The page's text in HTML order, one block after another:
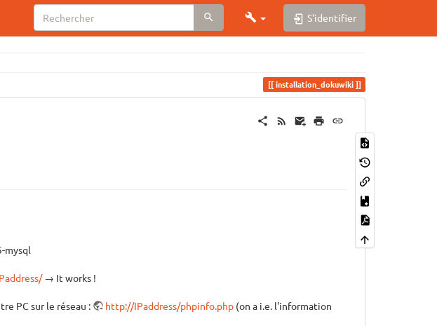
S'identifier
installation_dokuwiki
mysql
→ It works !
PC sur le réseau :
http://IPaddress/phpinfo.php (on a i.e. l'information